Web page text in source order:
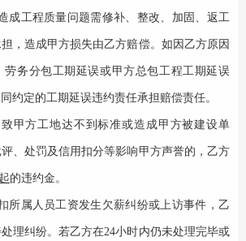
成工程质量问题需修补、整改、加固、返工
，造成甲方损失由乙方赔偿。如因乙方原因
劳务分包工期延误或甲方总包工程工期延误
约定的工期延误违约责任承担赔偿责任。
甲方工地达不到标准或造成甲方被建设单
、处罚及信用扣分等影响甲方声誉的，乙方
的违约金。
所属人员工资发生欠薪纠纷或上访事件，乙
理纠纷。若乙方在24小时内仍未处理完毕或